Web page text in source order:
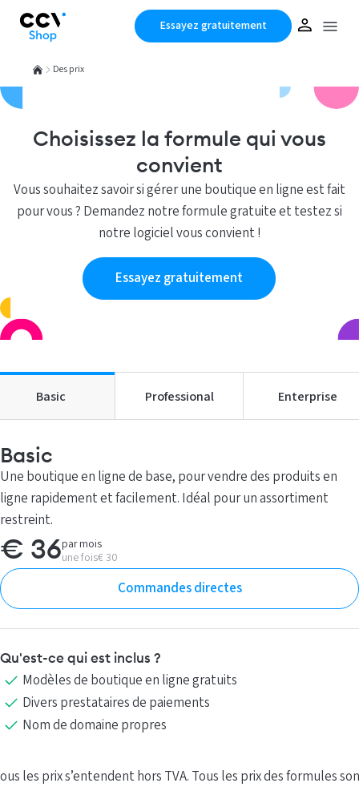
Essayez gratuitement
Des prix
Choisissez la formule qui vous
convient
Vous souhaitez savoir si gérer une boutique en ligne est fait
pour vous ? Demandez notre formule gratuite et testez si
notre logiciel vous convient !
Essayez gratuitement
Basic Professional Enterprise
Basic
Une boutique en ligne de base, pour vendre des produits en
ligne rapidement et facilement. Idéal pour un assortiment
restreint.
€ 36par mois
une fois€ 30
Commandes directes
Qu'est-ce qui est inclus ?
Modèles de boutique en ligne gratuits
Divers prestataires de paiements
Nom de domaine propres
les prix s’entendent hors TVA. Tous les prix des formules